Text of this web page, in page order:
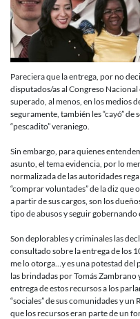
Pareciera que la entrega, por no
disputados/as al Congreso Nacional
superado, al menos, en los medios
seguramente, también les “cayó”
“pescadito” veraniego.
Sin embargo, para quienes
asunto, el tema evidencia, por lo
normalizada de las autoridades
“comprar voluntades” de la diz que
a partir de sus cargos, son los
tipo de abusos y seguir gobernando
Son deplorables y criminales las
consultado sobre la entrega de los
me lo otorga…y es una potestad del
las brindadas por Tomás
entrega de estos recursos a los
“sociales” de sus comunidades y
que los recursos eran parte de un